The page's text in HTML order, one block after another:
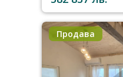
Продава